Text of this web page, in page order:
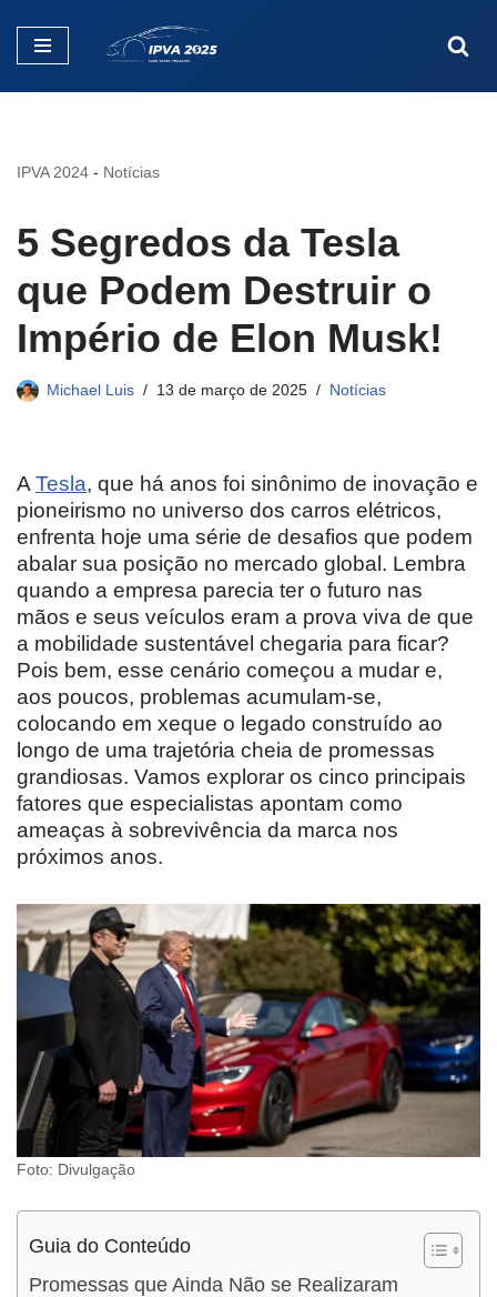
Pular
IPVA 2024 - Notícias
5 Segredos da Tesla
que Podem Destruir o
Império de Elon Musk!
Michael Luis 13 de março de 2025 Notícias
A Tesla, que há anos foi sinônimo de inovação e
pioneirismo no universo dos carros elétricos,
enfrenta hoje uma série de desafios que podem
abalar sua posição no mercado global. Lembra
quando a empresa parecia ter o futuro nas
mãos e seus veículos eram a prova viva de que
a mobilidade sustentável chegaria para ficar?
Pois bem, esse cenário começou a mudar e,
aos poucos, problemas acumulam-se,
colocando em xeque o legado construído ao
longo de uma trajetória cheia de promessas
grandiosas. Vamos explorar os cinco principais
fatores que especialistas apontam como
ameaças à sobrevivência da marca nos
próximos anos.
Foto: Divulgação
Guia do Conteúdo
Promessas que Ainda Não se Realizaram